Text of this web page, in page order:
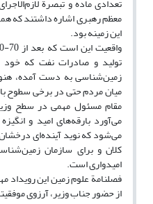
معظم رهبری اشاره داشتند که
این زمینه بود.
تولید و صادرات نفت که
زمین‌شناسی به دست آمده،
میان مردم حتی در برخی سطوح
مقام مسئول مهمی در سطح
می‌آورد بارقه‌های امید و
می‌شود که نوید آینده‌ای
کلان و برای سازمان
امیدواری است.
فصلنامة علوم زمین این
از حضور جناب وزیر، آرزوی